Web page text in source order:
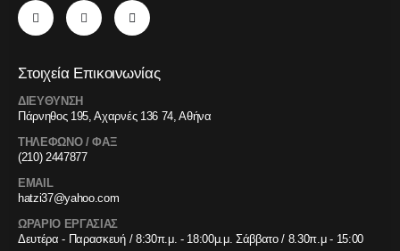
Στοιχεία Επικοινωνίας
ΔΙΕΥΘΥΝΣΗ
Πάρνηθος 195, Αχαρνές 136 74, Αθήνα
ΤΗΛΕΦΩΝΟ / ΦΑΞ
(210) 2447877
EMAIL
hatzi37@yahoo.com
ΩΡΑΡΙΟ ΕΡΓΑΣΙΑΣ
Δευτέρα - Παρασκευή / 8:30π.μ. - 18:00μ.μ. Σάββατο / 8.30π.μ - 15:00